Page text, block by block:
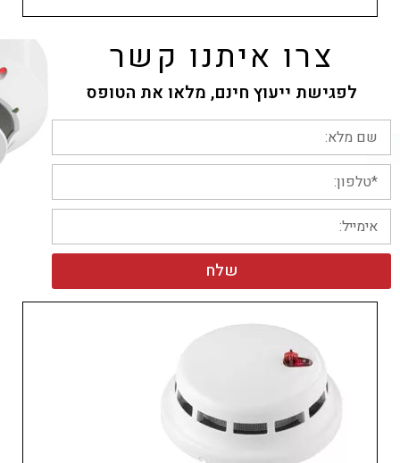
צרו איתנו קשר
לפגישת ייעוץ חינם, מלאו את הטופס
שלח